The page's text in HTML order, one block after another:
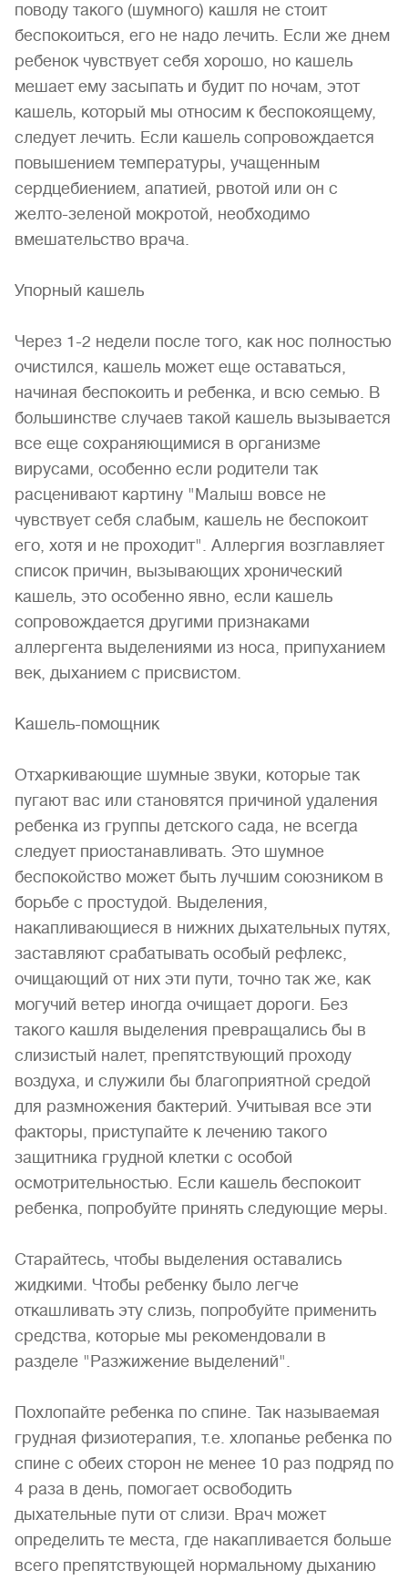
поводу такого (шумного) кашля не стоит
беспокоиться, его не надо лечить. Если же днем
ребенок чувствует себя хорошо, но кашель
мешает ему засыпать и будит по ночам, этот
кашель, который мы относим к беспокоящему,
следует лечить. Если кашель сопровождается
повышением температуры, учащенным
сердцебиением, апатией, рвотой или он с
желто-зеленой мокротой, необходимо
вмешательство врача.
Упорный кашель
Через 1-2 недели после того, как нос полностью
очистился, кашель может еще оставаться,
начиная беспокоить и ребенка, и всю семью. В
большинстве случаев такой кашель вызывается
все еще сохраняющимися в организме
вирусами, особенно если родители так
расценивают картину "Малыш вовсе не
чувствует себя слабым, кашель не беспокоит
его, хотя и не проходит". Аллергия возглавляет
список причин, вызывающих хронический
кашель, это особенно явно, если кашель
сопровождается другими признаками
аллергента выделениями из носа, припуханием
век, дыханием с присвистом.
Кашель-помощник
Отхаркивающие шумные звуки, которые так
пугают вас или становятся причиной удаления
ребенка из группы детского сада, не всегда
следует приостанавливать. Это шумное
беспокойство может быть лучшим союзником в
борьбе с простудой. Выделения,
накапливающиеся в нижних дыхательных путях,
заставляют срабатывать особый рефлекс,
очищающий от них эти пути, точно так же, как
могучий ветер иногда очищает дороги. Без
такого кашля выделения превращались бы в
слизистый налет, препятствующий проходу
воздуха, и служили бы благоприятной средой
для размножения бактерий. Учитывая все эти
факторы, приступайте к лечению такого
защитника грудной клетки с особой
осмотрительностью. Если кашель беспокоит
ребенка, попробуйте принять следующие меры.
Старайтесь, чтобы выделения оставались
жидкими. Чтобы ребенку было легче
откашливать эту слизь, попробуйте применить
средства, которые мы рекомендовали в
разделе "Разжижение выделений".
Похлопайте ребенка по спине. Так называемая
грудная физиотерапия, т.е. хлопанье ребенка по
спине с обеих сторон не менее 10 раз подряд по
4 раза в день, помогает освободить
дыхательные пути от слизи. Врач может
определить те места, где накапливается больше
всего препятствующей нормальному дыханию